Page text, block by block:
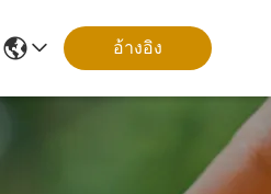
อ้างอิง